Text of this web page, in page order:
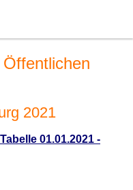
2021
01.01.2021 -